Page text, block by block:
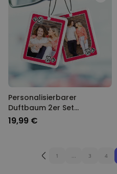
Personalisierbarer
Duftbaum 2er Set
Spielkarte mit Foto
19,99 €
1 ... 3 4